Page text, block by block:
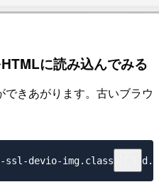
に読み込んでみる
きあがります。古いブラウ